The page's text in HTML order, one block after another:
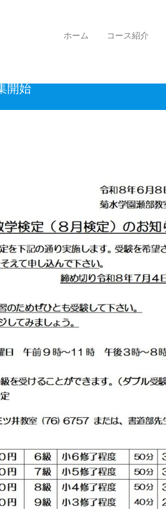
ホーム コース紹介
開始